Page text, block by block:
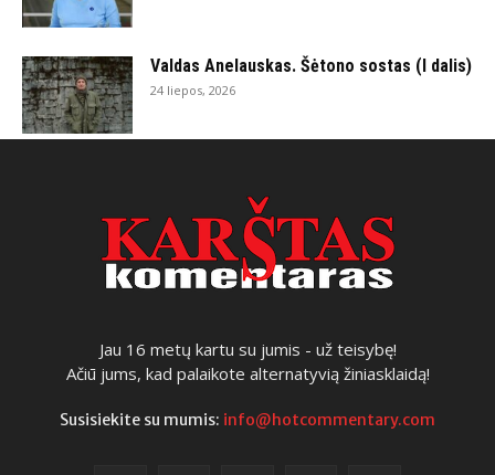
Valdas Anelauskas. Šėtono sostas (I dalis)
24 liepos, 2026
Jau 16 metų kartu su jumis - už teisybę!
Ačiū jums, kad palaikote alternatyvią žiniasklaidą!
Susisiekite su mumis: info@hotcommentary.com